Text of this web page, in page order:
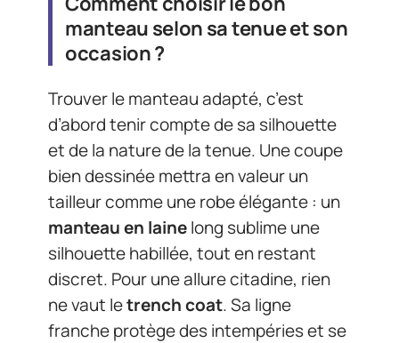
manteau selon sa tenue et son
occasion ?
Trouver le manteau adapté, c’est
d’abord tenir compte de sa silhouette
et de la nature de la tenue. Une coupe
bien dessinée mettra en valeur un
tailleur comme une robe élégante : un
manteau en lainelong sublime une
silhouette habillée, tout en restant
discret. Pour une allure citadine, rien
ne vaut letrench coat. Sa ligne
franche protège des intempéries et se